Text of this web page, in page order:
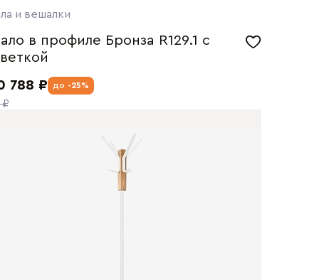
и вешалки
в профиле Бронза R129.1 с
788 ₽
₽
до -25%